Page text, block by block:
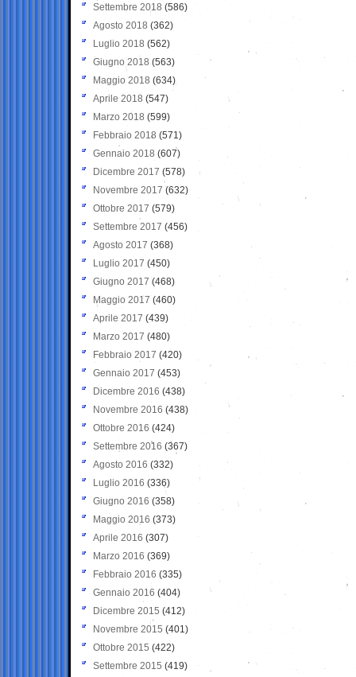
Settembre 2018 (586)
Agosto 2018 (362)
Luglio 2018 (562)
Giugno 2018 (563)
Maggio 2018 (634)
Aprile 2018 (547)
Marzo 2018 (599)
Febbraio 2018 (571)
Gennaio 2018 (607)
Dicembre 2017 (578)
Novembre 2017 (632)
Ottobre 2017 (579)
Settembre 2017 (456)
Agosto 2017 (368)
Luglio 2017 (450)
Giugno 2017 (468)
Maggio 2017 (460)
Aprile 2017 (439)
Marzo 2017 (480)
Febbraio 2017 (420)
Gennaio 2017 (453)
Dicembre 2016 (438)
Novembre 2016 (438)
Ottobre 2016 (424)
Settembre 2016 (367)
Agosto 2016 (332)
Luglio 2016 (336)
Giugno 2016 (358)
Maggio 2016 (373)
Aprile 2016 (307)
Marzo 2016 (369)
Febbraio 2016 (335)
Gennaio 2016 (404)
Dicembre 2015 (412)
Novembre 2015 (401)
Ottobre 2015 (422)
Settembre 2015 (419)